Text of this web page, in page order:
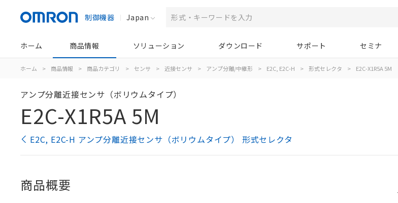
制御機器 Japan
ホーム 商品情報 ソリューション ダウンロード サポート セミナ
ホーム > 商品情報 > 商品カテゴリ > センサ > 近接センサ > アンプ分離/中継形 > E2C, E2C-H > 形式セレクタ > E2C-X1R5A 5M
アンプ分離近接センサ（ボリウムタイプ）
E2C-X1R5A 5M
E2C, E2C-H アンプ分離近接センサ（ボリウムタイプ） 形式セレクタ
商品概要